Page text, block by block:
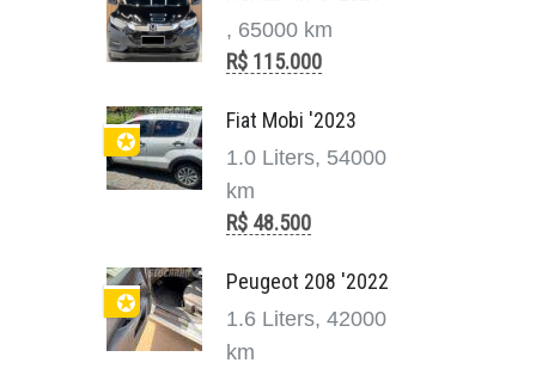
, 65000 km
R$ 115.000
✪
Fiat Mobi '2023
1.0 Liters, 54000
km
R$ 48.500
✪
Peugeot 208 '2022
1.6 Liters, 42000
km